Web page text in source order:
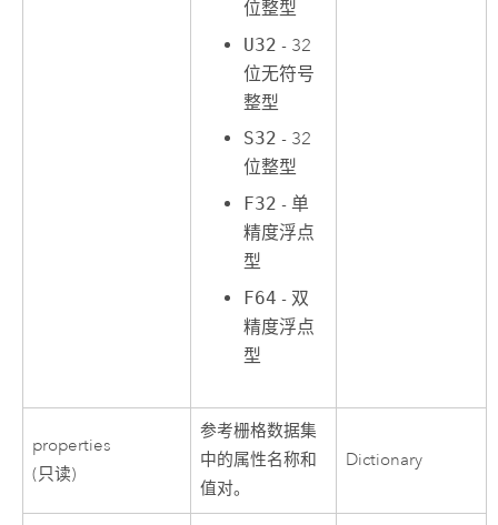
位整型
U32 - 32
位无符号
整型
S32 - 32
位整型
F32 - 单
精度浮点
型
F64 - 双
精度浮点
型
properties
(只读)
参考栅格数据集
中的属性名称和
值对。
Dictionary